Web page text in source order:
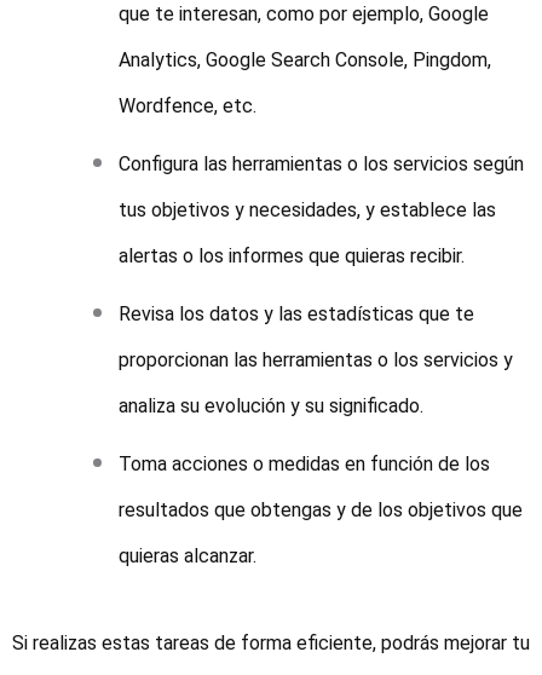
que te interesan, como por ejemplo, Google
Analytics, Google Search Console, Pingdom,
Wordfence, etc.
Configura las herramientas o los servicios según
tus objetivos y necesidades, y establece las
alertas o los informes que quieras recibir.
Revisa los datos y las estadísticas que te
proporcionan las herramientas o los servicios y
analiza su evolución y su significado.
Toma acciones o medidas en función de los
resultados que obtengas y de los objetivos que
quieras alcanzar.
Si realizas estas tareas de forma eficiente, podrás mejorar tu